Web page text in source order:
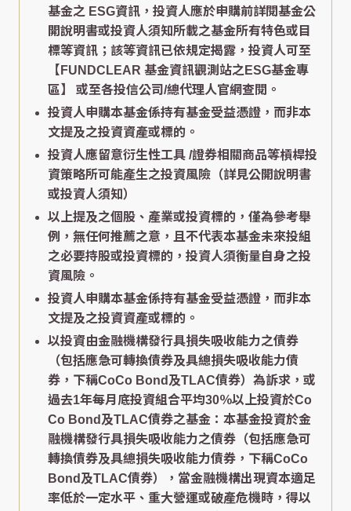
基金之 ESG資訊，投資人應於申購前詳閱基金公
開說明書或投資人須知所載之基金所有特色或目
標等資訊；該等資訊已依規定揭露，投資人可至
【FUNDCLEAR 基金資訊觀測站之ESG基金專
區】
或至各投信公司/總代理人官網查閱。
投資人申購本基金係持有基金受益憑證，而非本
文提及之投資資產或標的。
投資人應留意衍生性工具 /證券相關商品等槓桿投
資策略所可能產生之投資風險（詳見公開說明書
或投資人須知）
以上提及之個股、產業或投資標的，僅為參考舉
例，無任何推薦之意，且不代表本基金未來投組
之必要持股或投資標的，投資人須衡量自身之投
資風險。
投資人申購本基金係持有基金受益憑證，而非本
文提及之投資資產或標的。
以投資由金融機構發行具損失吸收能力之債券
（包括應急可轉換債券及具總損失吸收能力債
券，下稱CoCo Bond及TLAC債券）為訴求，或
過去1年每月底投資組合平均30％以上投資於Co
Co Bond及TLAC債券之基金：本基金投資於金
融機構發行具損失吸收能力之債券（包括應急可
轉換債券及具總損失吸收能力債券，下稱CoCo
Bond及TLAC債券），當金融機構出現資本適足
率低於一定水平、重大營運或破產危機時，得以